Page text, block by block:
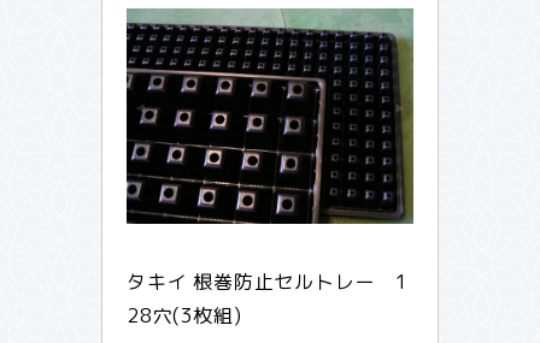
タキイ 根巻防止セルトレー　1
28穴(3枚組)